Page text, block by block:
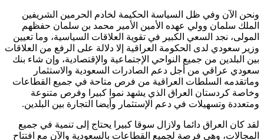
ونحن الآن وفي ظل السياسة الحكيمة لخادم الحرمين الشريفين
الملك سلمان وولي عهده الأمين الأمير محمد بن سلمان حفظهم
المولى، نجد السعي الكبير في تقوية العلاقات السياسية، وما تعيين
وزير سعودي لدى الحكومة العراقية إلا دلالة على الرفع من العلاقات
بين البلدين من جميع النواحي الإجتماعية والإقتصادية، وإن شاء بنك
سعودي عراقي من أجل دعم الصادرات السعودية والاستثمار
وماتقدمه السلطات العراقية من فرص متاحة في جميع القطاعات
وخاصة كردستان العراق الذي يشهد نموا كبيرا وفرص متنوعة
ومتعددة وتسهيلات في دعم الإستثمار وأيضا التجارة بين البلدين.
لقد كان العراق دائما ولازال سوقا كبيرا يحتاج إلى تنمية في جميع
المجالات، وهي فرصة لجميع القطاعات بالسعودية والآن مع افتتاح